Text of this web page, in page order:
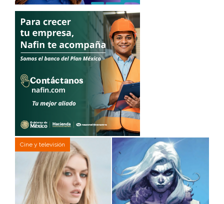
Cine y televisión